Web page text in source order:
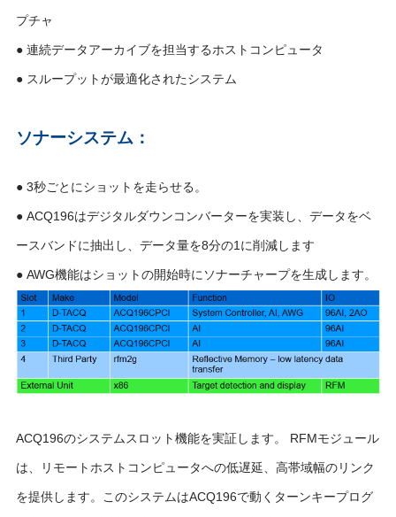
プチャ
● 連続データアーカイブを担当するホストコンピュータ
● スループットが最適化されたシステム
ソナーシステム：
● 3秒ごとにショットを走らせる。
● ACQ196はデジタルダウンコンバーターを実装し、データをベ
ースバンドに抽出し、データ量を8分の1に削減します
● AWG機能はショットの開始時にソナーチャープを生成します。
ACQ196のシステムスロット機能を実証します。 RFMモジュール
は、リモートホストコンピュータへの低遅延、高帯域幅のリンク
を提供します。このシステムはACQ196で動くターンキープログ